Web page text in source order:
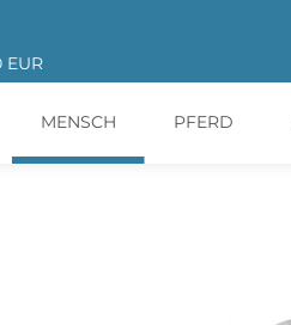
EUR
MENSCH PFERD